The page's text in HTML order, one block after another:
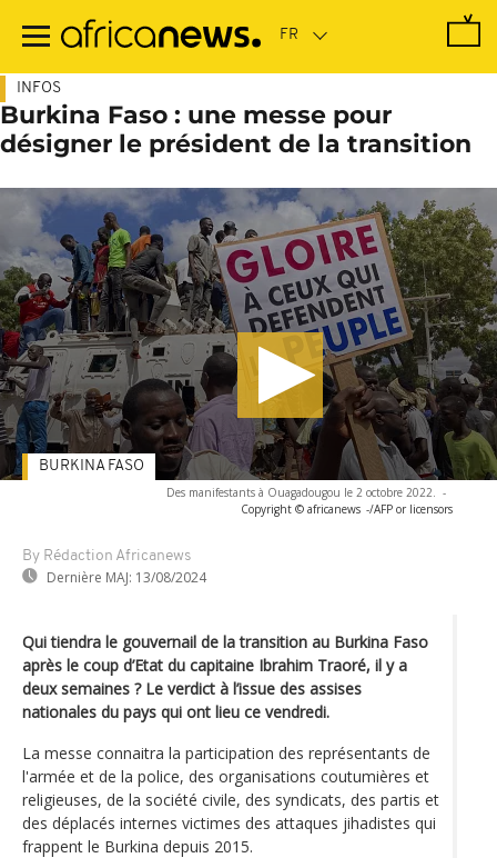
contenu
INFOS
Burkina Faso : une messe pour
désigner le président de la transition
Des manifestants à Ouagadougou le 2 octobre 2022. -
Copyright © africanews -/AFP or licensors
By Rédaction Africanews
Dernière MAJ: 13/08/2024
BURKINA FASO
Qui tiendra le gouvernail de la transition au Burkina Faso
après le coup d’Etat du capitaine Ibrahim Traoré, il y a
deux semaines ? Le verdict à l’issue des assises
nationales du pays qui ont lieu ce vendredi.
La messe connaitra la participation des représentants de
l'armée et de la police, des organisations coutumières et
religieuses, de la société civile, des syndicats, des partis et
des déplacés internes victimes des attaques jihadistes qui
frappent le Burkina depuis 2015.